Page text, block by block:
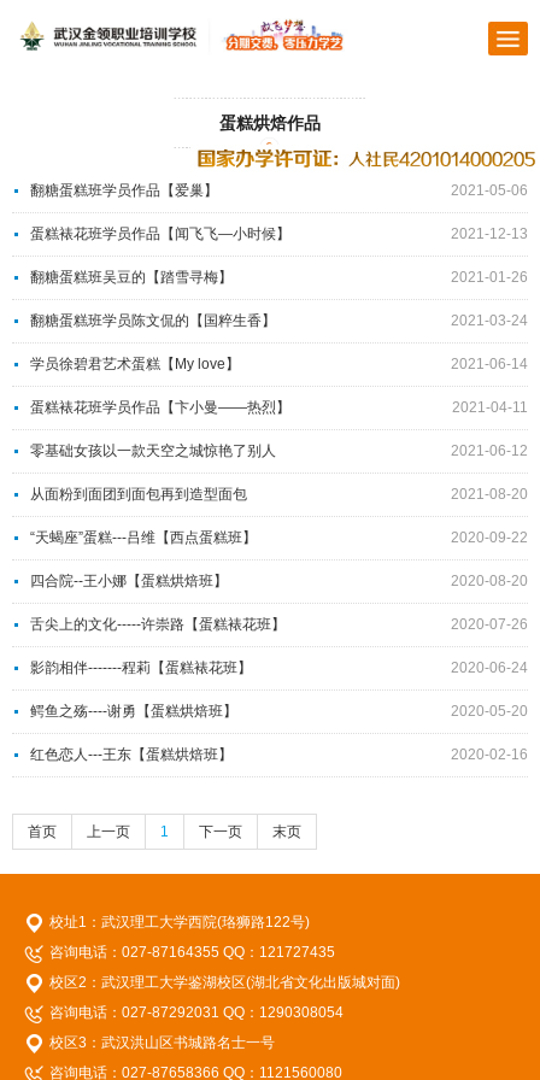
蛋糕烘焙作品
2021-05-06
翻糖蛋糕班学员作品【爱巢】
2021-12-13
蛋糕裱花班学员作品【闻飞飞—小时候】
2021-01-26
翻糖蛋糕班吴豆的【踏雪寻梅】
2021-03-24
翻糖蛋糕班学员陈文侃的【国粹生香】
2021-06-14
学员徐碧君艺术蛋糕【My love】
2021-04-11
蛋糕裱花班学员作品【卞小曼——热烈】
2021-06-12
零基础女孩以一款天空之城惊艳了别人
2021-08-20
从面粉到面团到面包再到造型面包
2020-09-22
“天蝎座”蛋糕---吕维【西点蛋糕班】
2020-08-20
四合院--王小娜【蛋糕烘焙班】
2020-07-26
舌尖上的文化-----许崇路【蛋糕裱花班】
2020-06-24
影韵相伴-------程莉【蛋糕裱花班】
2020-05-20
鳄鱼之殇----谢勇【蛋糕烘焙班】
2020-02-16
红色恋人---王东【蛋糕烘焙班】
首页 上一页 1 下一页 末页
校址1：武汉理工大学西院(珞狮路122号)
咨询电话：027-87164355 QQ：121727435
校区2：武汉理工大学鉴湖校区(湖北省文化出版城对面)
咨询电话：027-87292031 QQ：1290308054
校区3：武汉洪山区书城路名士一号
咨询电话：027-87658366 QQ：1121560080